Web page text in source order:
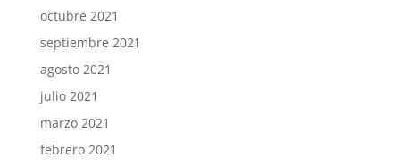
octubre 2021
septiembre 2021
agosto 2021
julio 2021
marzo 2021
febrero 2021